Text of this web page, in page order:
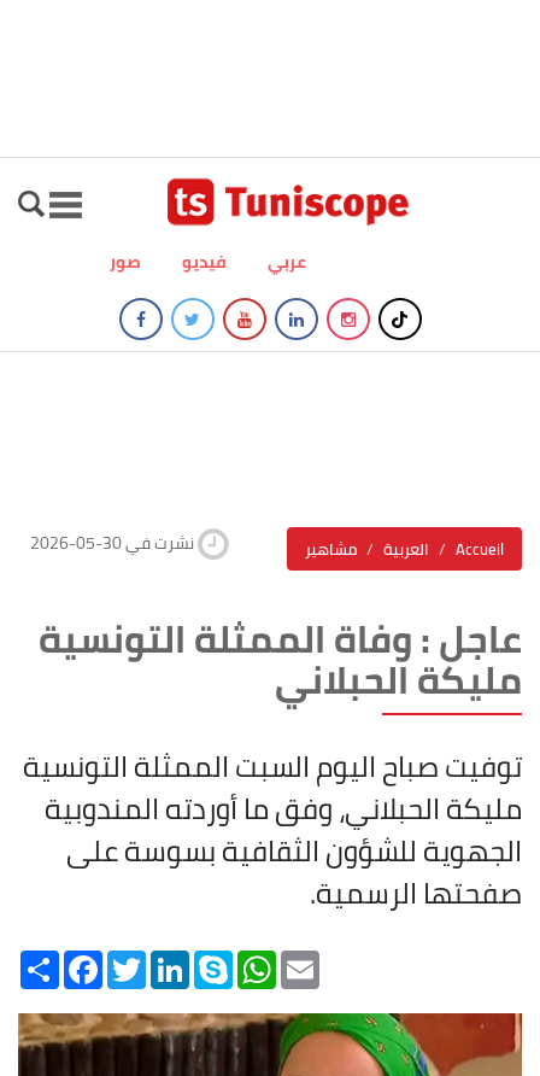
صور فيديو عربي
مشاهير العربية Accueil 2026-05-30 نشرت في
عاجل : وفاة الممثلة التونسية
مليكة الحبلاني
توفيت صباح اليوم السبت الممثلة التونسية
مليكة الحبلاني، وفق ما أوردته المندوبية
الجهوية للشؤون الثقافية بسوسة على
صفحتها الرسمية.
Share
FacebookTwitterLinkedInSkype
WhatsAppEmail